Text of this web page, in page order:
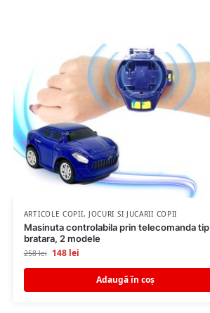
ARTICOLE COPII, JOCURI SI JUCARII COPII
Masinuta controlabila prin telecomanda tip
bratara, 2 modele
258lei 148 lei
Adaugă în coș